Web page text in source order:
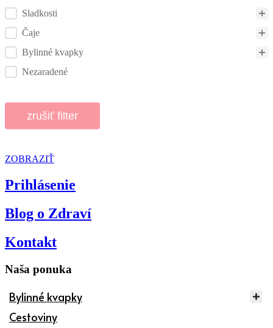
Sladkosti
Čaje
Bylinné kvapky
Nezaradené
zrušiť filter
ZOBRAZIŤ
Prihlásenie
Blog o Zdraví
Kontakt
Naša ponuka
Bylinné kvapky
Cestoviny